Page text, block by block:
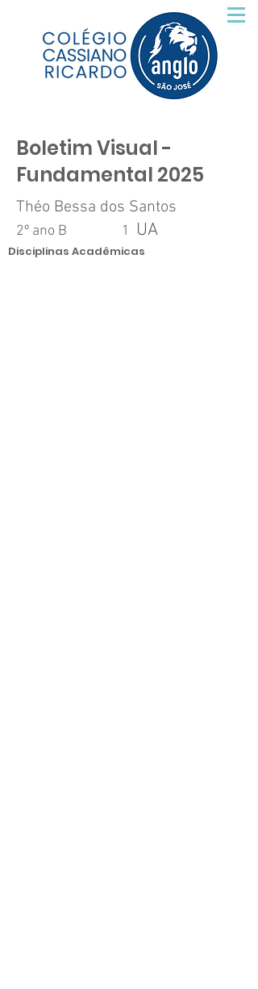
Boletim Visual -
Fundamental 2025
Théo Bessa dos Santos
2º ano B 1 UA
Disciplinas Acadêmicas